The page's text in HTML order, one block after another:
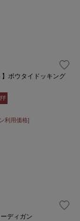
】ボウタイドッキング
利用価格]
ディガン